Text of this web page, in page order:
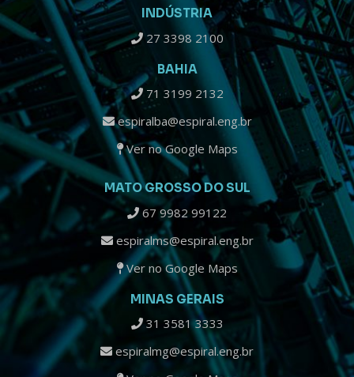
INDÚSTRIA
27 3398 2100
BAHIA
71 3199 2132
espiralba@espiral.eng.br
Ver no Google Maps
MATO GROSSO DO SUL
67 9982 99122
espiralms@espiral.eng.br
Ver no Google Maps
MINAS GERAIS
31 3581 3333
espiralmg@espiral.eng.br